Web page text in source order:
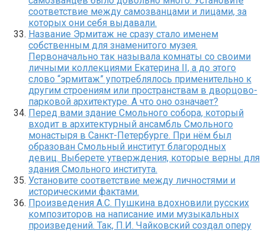
соответствие между самозванцами и лицами, за
которых они себя выдавали.
Название Эрмитаж не сразу стало именем
собственным для знаменитого музея.
Первоначально так называла комнаты со своими
личными коллекциями Екатерина II, а до этого
слово “эрмитаж” употреблялось применительно к
другим строениям или пространствам в дворцово-
парковой архитектуре. А что оно означает?
Перед вами здание Смольного собора, который
входит в архитектурный ансамбль Смольного
монастыря в Санкт-Петербурге. При нём был
образован Смольный институт благородных
девиц. Выберете утверждения, которые верны для
здания Смольного института.
Установите соответствие между личностями и
историческими фактами.
Произведения А.С. Пушкина вдохновили русских
композиторов на написание ими музыкальных
произведений. Так, П.И. Чайковский создал оперу